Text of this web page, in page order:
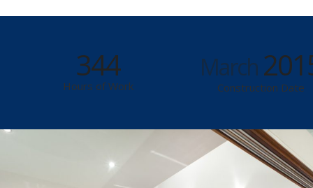
344
Hours of Work
March
Construction Date